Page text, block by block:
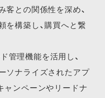
客との関係性を深め、
を構築し、購買へと繋
管理機能を活用し、
ソナライズされたアプ
ャンペーンやリードナ